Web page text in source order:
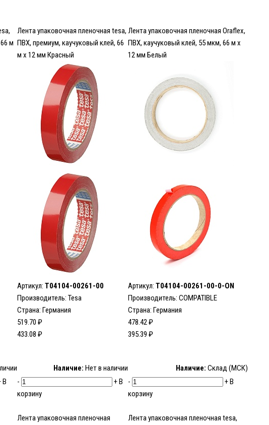
м
В
Лента упаковочная пленочная tesa,
ПВХ, премиум, каучуковый клей, 66
м x 12 мм Красный
Артикул: T04104-00261-00
Производитель: Tesa
Страна: Германия
519.70 ₽
433.08 ₽
Наличие: Нет в наличии
-
+В
корзину
Лента упаковочная пленочная Oraflex,
ПВХ, каучуковый клей, 55 мкм, 66 м x
12 мм Белый
Артикул: T04104-00261-00-0-ON
Производитель: COMPATIBLE
Страна: Германия
478.42 ₽
395.39 ₽
Наличие: Склад (МСК)
-
+В
корзину
Лента упаковочная пленочная
Лента упаковочная пленочная tesa,